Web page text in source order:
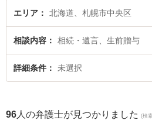
太弁護士やみなみむら法律事務所の南村 早紀
すぐに弁護士に相談したい』『生前贈与のト
護士を検索したい』『初回相談無料で生前贈
内の弁護士に相談予約したい』などでお困り
エリア 北海道、札幌市中央区
相談内容 相続・遺言、生前贈与
詳細条件 未選択
96 人の弁護士が見つかりました (検